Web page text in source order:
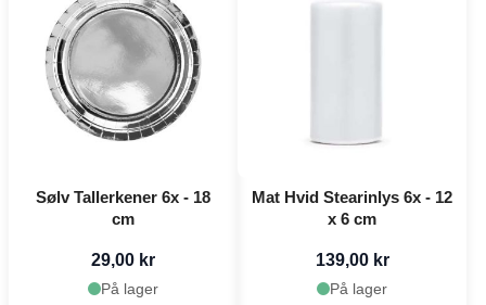
Sølv Tallerkener 6x - 18
cm
29,00 kr
På lager
Mat Hvid Stearinlys 6x - 12
x 6 cm
139,00 kr
På lager